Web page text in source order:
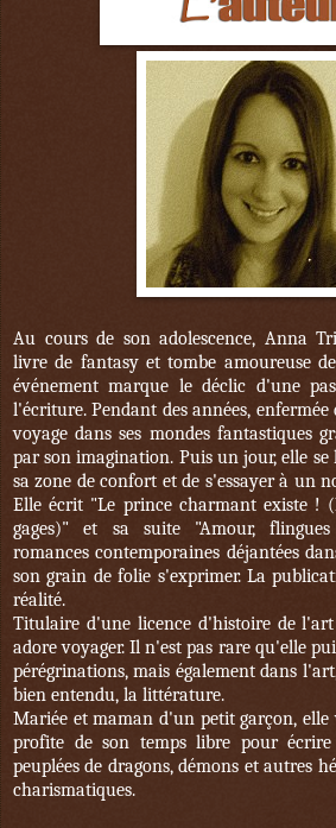
Au cours de son adolescence, Anna
livre de fantasy et tombe amoureuse
événement marque le déclic d'une
l'écriture. Pendant des années,
voyage dans ses mondes fantastiques
par son imagination. Puis un jour, elle
sa zone de confort et de s'essayer à un
Elle écrit "Le prince charmant existe !
gages)" et sa suite "Amour,
romances contemporaines déjantées
son grain de folie s'exprimer. La
réalité.
Titulaire d'une licence d'histoire de
adore voyager. Il n'est pas rare qu'elle
pérégrinations, mais également dans
bien entendu, la littérature.
Mariée et maman d'un petit garçon,
profite de son temps libre pour écrire
peuplées de dragons, démons et autres
charismatiques.